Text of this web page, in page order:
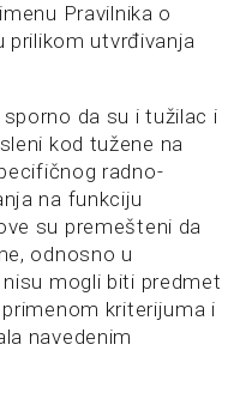
Pravilnika o
prilikom utvrđivanja
da su i tužilac i
kod tužene na
radno-
na funkciju
su premešteni da
odnosno u
mogli biti predmet
kriterijuma i
navedenim